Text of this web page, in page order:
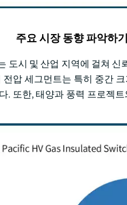
주요 시장 동향 파악하기
도시 및 산업 지역에 걸쳐
압 세그먼트는 특히 중간
. 또한, 태양과 풍력 프로젝